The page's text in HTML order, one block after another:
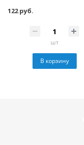
122 руб.
шт
В корзину